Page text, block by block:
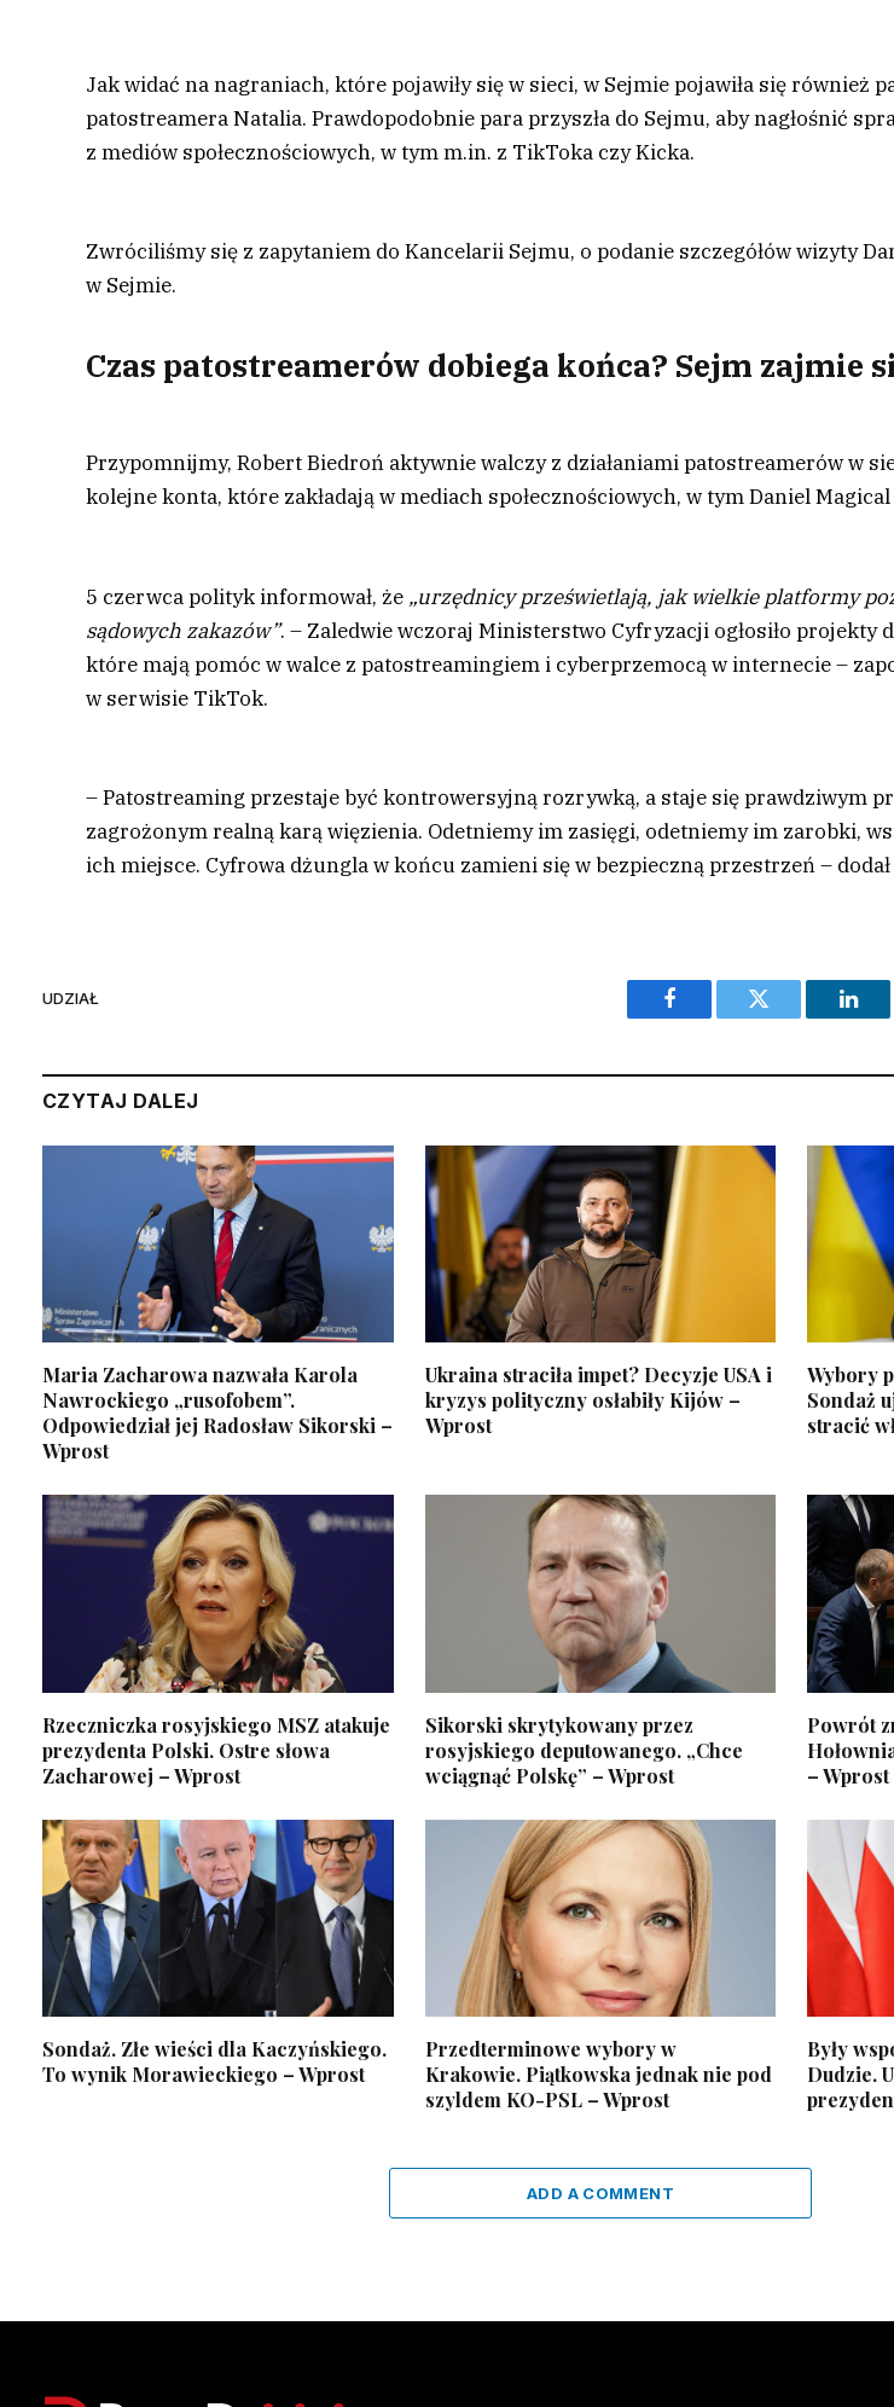
Jak widać na nagraniach, które pojawiły się w sieci, w Sejmie pojawiła się również
patostreamera Natalia. Prawdopodobnie para przyszła do Sejmu, aby nagłośnić
z mediów społecznościowych, w tym m.in. z TikToka czy Kicka.
Zwróciliśmy się z zapytaniem do Kancelarii Sejmu, o podanie szczegółów wizyty
w Sejmie.
Czas patostreamerów dobiega końca? Sejm zajmie
Przypomnijmy, Robert Biedroń aktywnie walczy z działaniami patostreamerów w
kolejne konta, które zakładają w mediach społecznościowych, w tym Daniel
5 czerwca polityk informował, że „urzędnicy prześwietlają, jak wielkie platformy
sądowych zakazów”. – Zaledwie wczoraj Ministerstwo Cyfryzacji ogłosiło projekty
które mają pomóc w walce z patostreamingiem i cyberprzemocą w internecie –
w serwisie TikTok.
– Patostreaming przestaje być kontrowersyjną rozrywką, a staje się prawdziwym
zagrożonym realną karą więzienia. Odetniemy im zasięgi, odetniemy im zarobki,
ich miejsce. Cyfrowa dżungla w końcu zamieni się w bezpieczną przestrzeń –
UDZIAŁ
Facebook Twitter
CZYTAJ DALEJ
Maria Zacharowa nazwała Karola
Nawrockiego „rusofobem”.
Odpowiedział jej Radosław Sikorski –
Wprost
Ukraina straciła impet? Decyzje USA i
kryzys polityczny osłabiły Kijów –
Wprost
Wybory
Sondaż
stracić
Rzeczniczka rosyjskiego MSZ atakuje
prezydenta Polski. Ostre słowa
Zacharowej – Wprost
Sikorski skrytykowany przez
rosyjskiego deputowanego. „Chce
wciągnąć Polskę” – Wprost
Powrót
– Wprost
Sondaż. Złe wieści dla Kaczyńskiego.
To wynik Morawieckiego – Wprost
Przedterminowe wybory w
Krakowie. Piątkowska jednak nie pod
szyldem KO-PSL – Wprost
Były
Dudzie.
ADD A COMMENT